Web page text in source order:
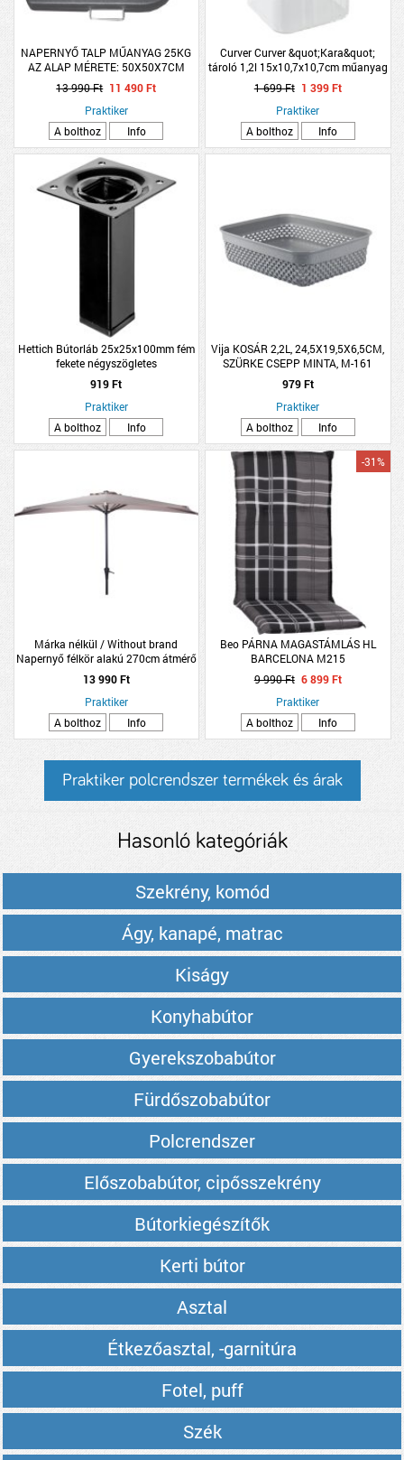
NAPERNYŐ TALP MŰANYAG 25KG
AZ ALAP MÉRETE: 50X50X7CM
13 990 Ft 11 490 Ft
Praktiker
A bolthoz
Info
Curver Curver &quot;Kara&quot;
tároló 1,2l 15x10,7x10,7cm műanyag
1 699 Ft 1 399 Ft
Praktiker
A bolthoz
Info
Hettich Bútorláb 25x25x100mm fém
fekete négyszögletes
919 Ft
Praktiker
A bolthoz
Info
Vija KOSÁR 2,2L, 24,5X19,5X6,5CM,
SZÜRKE CSEPP MINTA, M-161
979 Ft
Praktiker
A bolthoz
Info
Márka nélkül / Without brand
Napernyő félkör alakú 270cm átmérő
homok színben
13 990 Ft
Praktiker
A bolthoz
Info
Beo PÁRNA MAGASTÁMLÁS HL
BARCELONA M215
-31%
9 990 Ft 6 899 Ft
Praktiker
A bolthoz
Info
Praktiker polcrendszer termékek és árak
Hasonló kategóriák
Szekrény, komód
Ágy, kanapé, matrac
Kiságy
Konyhabútor
Gyerekszobabútor
Fürdőszobabútor
Polcrendszer
Előszobabútor, cipősszekrény
Bútorkiegészítők
Kerti bútor
Asztal
Étkezőasztal, -garnitúra
Fotel, puff
Szék